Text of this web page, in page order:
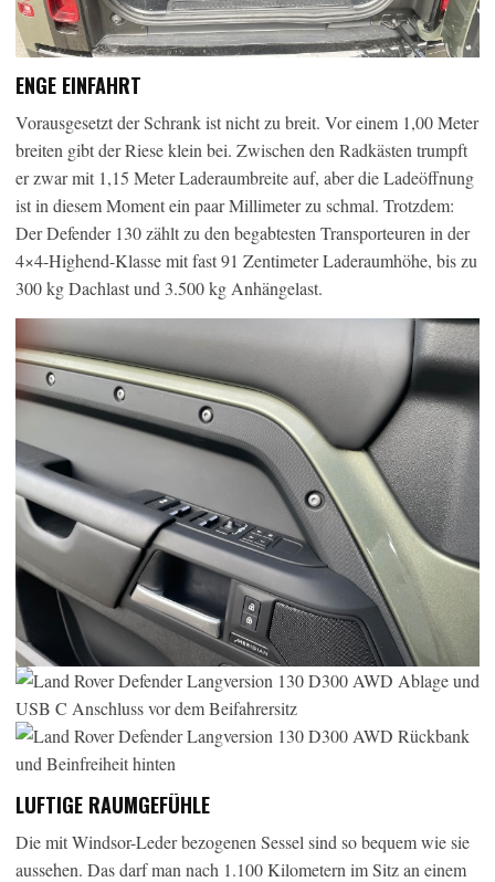
ENGE EINFAHRT
Vorausgesetzt der Schrank ist nicht zu breit. Vor einem 1,00 Meter
breiten gibt der Riese klein bei. Zwischen den Radkästen trumpft
er zwar mit 1,15 Meter Laderaumbreite auf, aber die Ladeöffnung
ist in diesem Moment ein paar Millimeter zu schmal. Trotzdem:
Der Defender 130 zählt zu den begabtesten Transporteuren in der
4×4-Highend-Klasse mit fast 91 Zentimeter Laderaumhöhe, bis zu
300 kg Dachlast und 3.500 kg Anhängelast.
LUFTIGE RAUMGEFÜHLE
Die mit Windsor-Leder bezogenen Sessel sind so bequem wie sie
aussehen. Das darf man nach 1.100 Kilometern im Sitz an einem